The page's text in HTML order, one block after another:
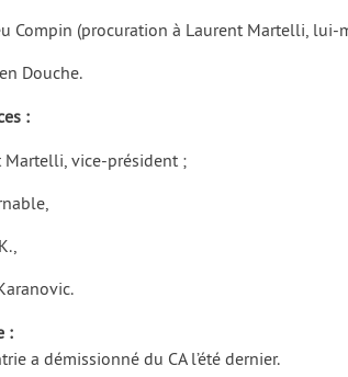
Compin (procuration à Laurent Martelli, lui-
Douche.
:
Martelli, vice-président ;
:
a démissionné du CA l’été dernier.